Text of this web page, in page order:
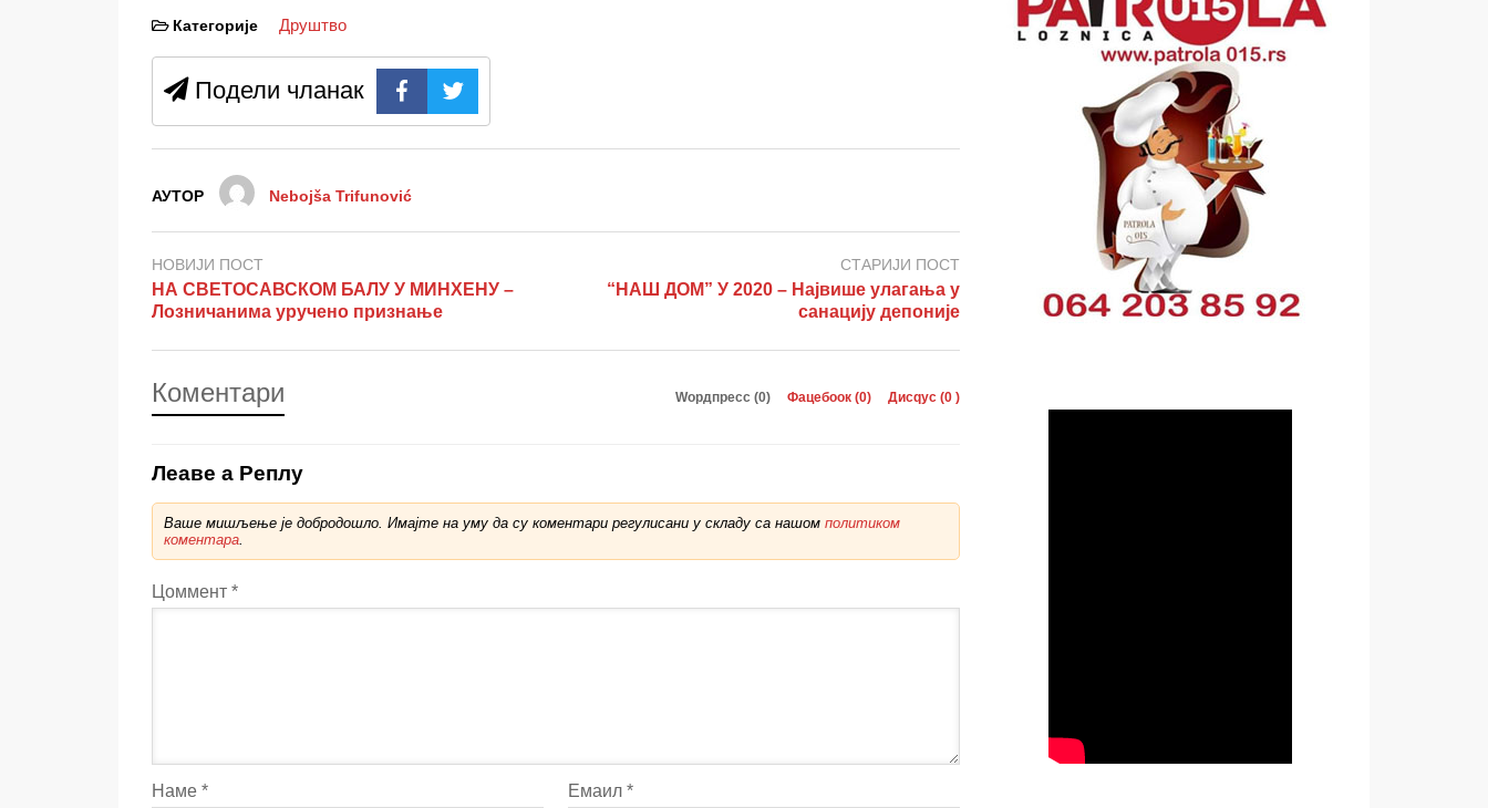
Категорије Друштво
Подели чланак
АУТОР Nebojša Trifunović
НОВИЈИ ПОСТ
НА СВЕТОСАВСКОМ БАЛУ У МИНХЕНУ –
Лозничанима уручено признање
СТАРИЈИ ПОСТ
“НАШ ДОМ” У 2020 – Највише улагања у
санацију депоније
Коментари Wордпресс (0) Фацебоок (0) Дисqус (0 )
Леаве а Реплy
Ваше мишљење је добродошло. Имајте на уму да су коментари регулисани у складу са нашом политиком
коментара
Цоммент *
Наме * Емаил *